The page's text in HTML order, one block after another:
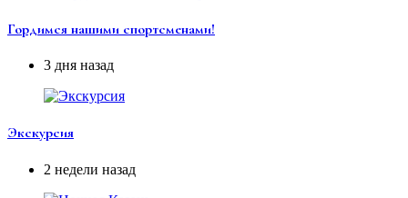
Гордимся нашими спортсменами!
3 дня назад
Экскурсия
2 недели назад